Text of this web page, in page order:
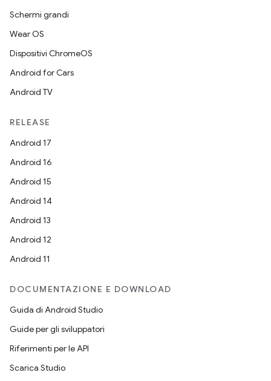
Schermi grandi
Wear OS
Dispositivi ChromeOS
Android for Cars
Android TV
RELEASE
Android 17
Android 16
Android 15
Android 14
Android 13
Android 12
Android 11
DOCUMENTAZIONE E DOWNLOAD
Guida di Android Studio
Guide per gli sviluppatori
Riferimenti per le API
Scarica Studio